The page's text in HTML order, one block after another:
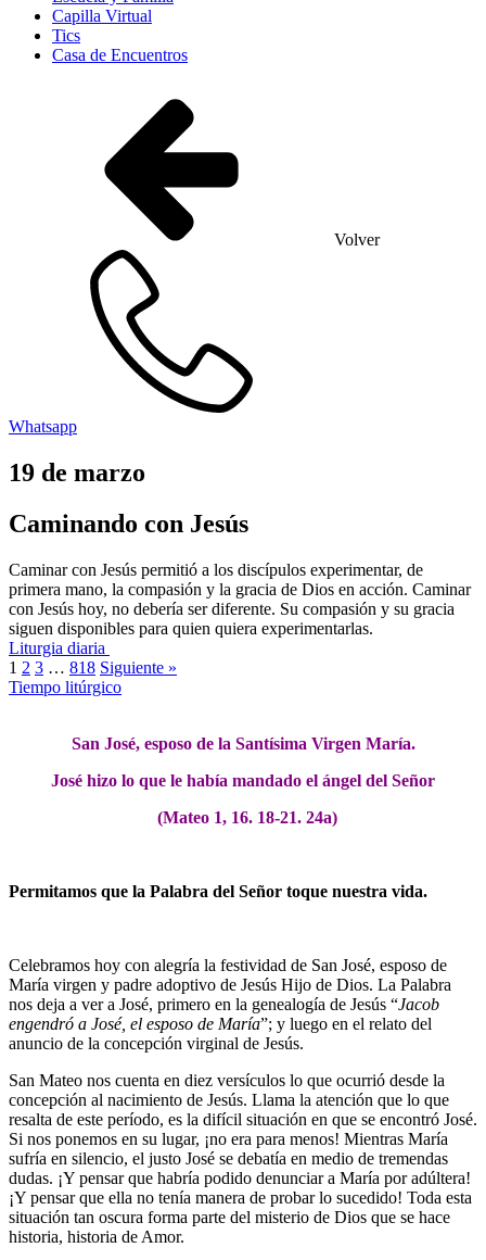
Capilla Virtual
Tics
Casa de Encuentros
Volver
Whatsapp
19 de marzo
Caminando con Jesús
Caminar con Jesús permitió a los discípulos experimentar, de
primera mano, la compasión y la gracia de Dios en acción. Caminar
con Jesús hoy, no debería ser diferente. Su compasión y su gracia
siguen disponibles para quien quiera experimentarlas.
Liturgia diaria
1 2 3 … 818 Siguiente »
Tiempo litúrgico
San José, esposo de la Santísima Virgen María.
José hizo lo que le había mandado el ángel del Señor
(Mateo 1, 16. 18-21. 24a)
Permitamos que la Palabra del Señor toque nuestra vida.
Celebramos hoy con alegría la festividad de San José, esposo de
María virgen y padre adoptivo de Jesús Hijo de Dios. La Palabra
nos deja a ver a José, primero en la genealogía de Jesús “Jacob
engendró a José, el esposo de María”; y luego en el relato del
anuncio de la concepción virginal de Jesús.
San Mateo nos cuenta en diez versículos lo que ocurrió desde la
concepción al nacimiento de Jesús. Llama la atención que lo que
resalta de este período, es la difícil situación en que se encontró José.
Si nos ponemos en su lugar, ¡no era para menos! Mientras María
sufría en silencio, el justo José se debatía en medio de tremendas
dudas. ¡Y pensar que habría podido denunciar a María por adúltera!
¡Y pensar que ella no tenía manera de probar lo sucedido! Toda esta
situación tan oscura forma parte del misterio de Dios que se hace
historia, historia de Amor.